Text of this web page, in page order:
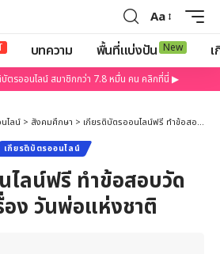
Aa
บทความ พื้นที่แบ่งปัน New
บัตรออนไลน์ สมาชิกกว่า 7.8 หมื่น คน คลิกที่นี่ ▶
ไลน์ > สังคมศึกษา > เกียรติบัตรออนไลน์ฟรี ทำข้อสอบวัดระดับความรู้ เรื่อง วันพ่อแห่งชาติ
เกียรติบัตรออนไลน์
ไลน์ฟรี ทำข้อสอบวัด
อง วันพ่อแห่งชาติ